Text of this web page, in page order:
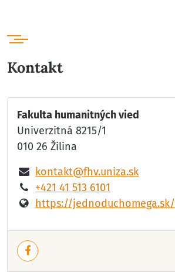
Kontakt
Fakulta humanitných vied
Univerzitná 8215/1
010 26 Žilina
kontakt@fhv.uniza.sk
+421 41 513 6101
https://jednoduchomega.sk/
Facebook